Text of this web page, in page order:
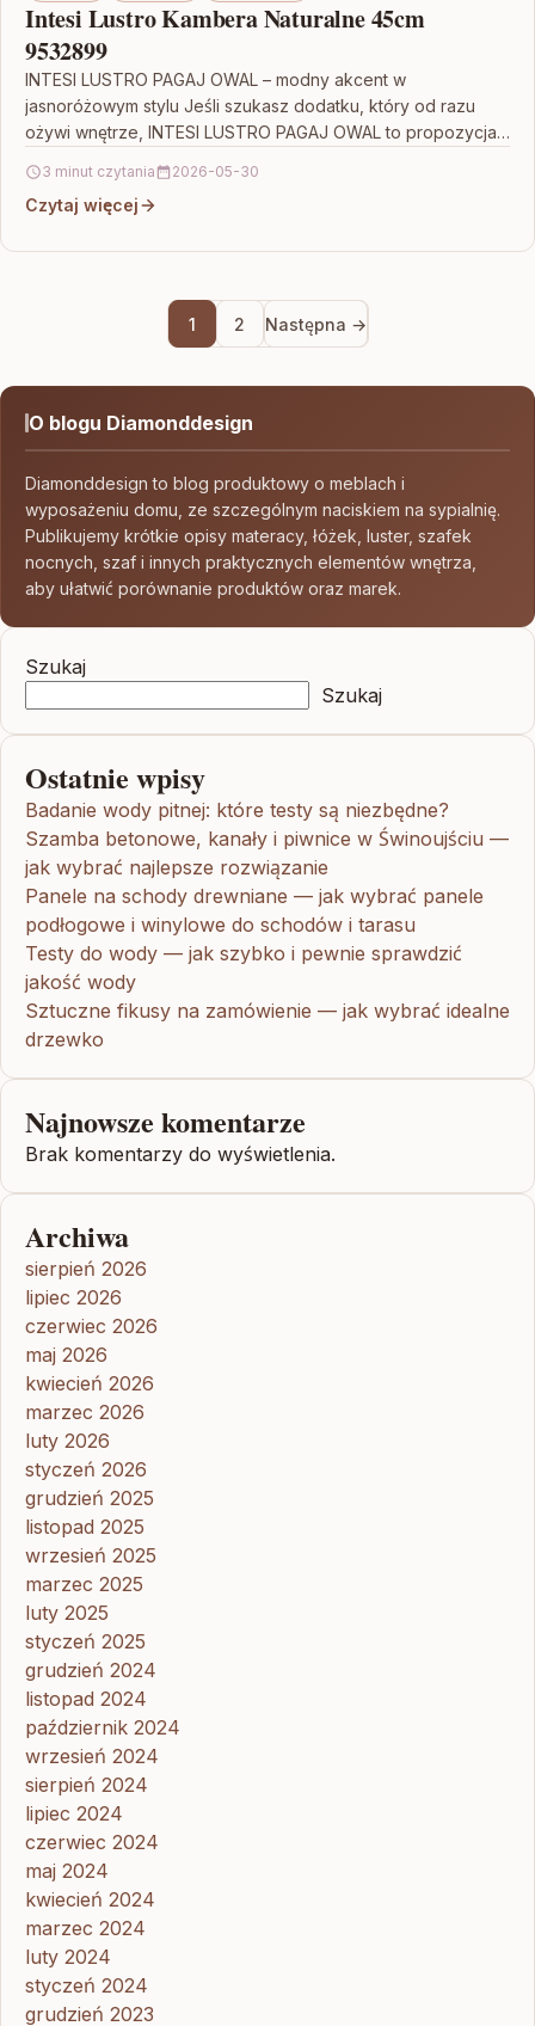
Intesi Lustro Kambera Naturalne 45cm
9532899
INTESI LUSTRO PAGAJ OWAL – modny akcent w
jasnoróżowym stylu Jeśli szukasz dodatku, który od razu
ożywi wnętrze, INTESI LUSTRO PAGAJ OWAL to propozycja…
3 minut czytania 2026-05-30
Czytaj więcej
1 2 Następna →
O blogu Diamonddesign
Diamonddesign to blog produktowy o meblach i
wyposażeniu domu, ze szczególnym naciskiem na sypialnię.
Publikujemy krótkie opisy materacy, łóżek, luster, szafek
nocnych, szaf i innych praktycznych elementów wnętrza,
aby ułatwić porównanie produktów oraz marek.
Szukaj
Szukaj
Ostatnie wpisy
Badanie wody pitnej: które testy są niezbędne?
Szamba betonowe, kanały i piwnice w Świnoujściu —
jak wybrać najlepsze rozwiązanie
Panele na schody drewniane — jak wybrać panele
podłogowe i winylowe do schodów i tarasu
Testy do wody — jak szybko i pewnie sprawdzić
jakość wody
Sztuczne fikusy na zamówienie — jak wybrać idealne
drzewko
Najnowsze komentarze
Brak komentarzy do wyświetlenia.
Archiwa
sierpień 2026
lipiec 2026
czerwiec 2026
maj 2026
kwiecień 2026
marzec 2026
luty 2026
styczeń 2026
grudzień 2025
listopad 2025
wrzesień 2025
marzec 2025
luty 2025
styczeń 2025
grudzień 2024
listopad 2024
październik 2024
wrzesień 2024
sierpień 2024
lipiec 2024
czerwiec 2024
maj 2024
kwiecień 2024
marzec 2024
luty 2024
styczeń 2024
grudzień 2023